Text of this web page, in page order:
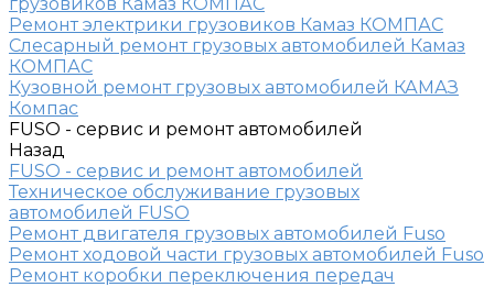
Ремонт электрики грузовиков Камаз КОМПАС
Слесарный ремонт грузовых автомобилей Камаз
КОМПАС
Кузовной ремонт грузовых автомобилей КАМАЗ
Компас
FUSO - сервис и ремонт автомобилей
Назад
FUSO - сервис и ремонт автомобилей
Техническое обслуживание грузовых
автомобилей FUSO
Ремонт двигателя грузовых автомобилей Fuso
Ремонт ходовой части грузовых автомобилей Fuso
Ремонт коробки переключения передач